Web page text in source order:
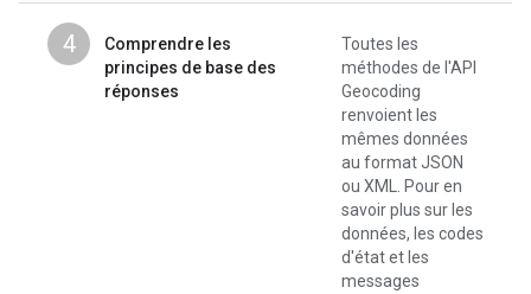
4
Comprendre les
principes de base des
réponses
Toutes les
méthodes de l'API
Geocoding
renvoient les
mêmes données
au format JSON
ou XML. Pour en
savoir plus sur les
données, les codes
d'état et les
messages